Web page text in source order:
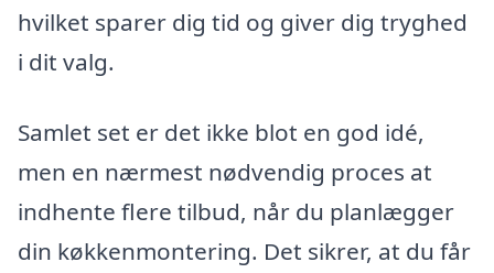
hvilket sparer dig tid og giver dig tryghed
i dit valg.
Samlet set er det ikke blot en god idé,
men en nærmest nødvendig proces at
indhente flere tilbud, når du planlægger
din køkkenmontering. Det sikrer, at du får